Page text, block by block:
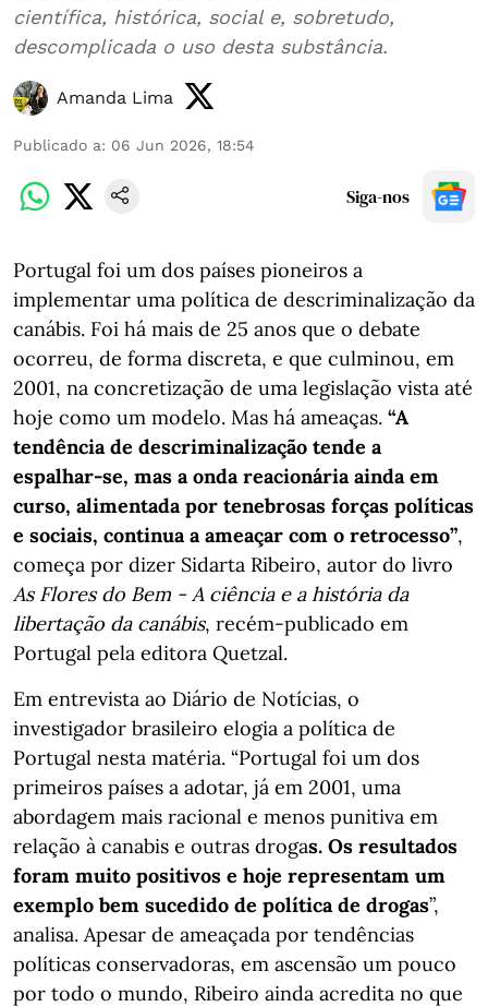
científica, histórica, social e, sobretudo,
descomplicada o uso desta substância.
Amanda Lima
Publicado a: 06 Jun 2026, 18:54
Siga-nos
Portugal foi um dos países pioneiros a
implementar uma política de descriminalização da
canábis. Foi há mais de 25 anos que o debate
ocorreu, de forma discreta, e que culminou, em
2001, na concretização de uma legislação vista até
hoje como um modelo. Mas há ameaças. “A
tendência de descriminalização tende a
espalhar-se, mas a onda reacionária ainda em
curso, alimentada por tenebrosas forças políticas
e sociais, continua a ameaçar com o retrocesso”,
começa por dizer Sidarta Ribeiro, autor do livro
As Flores do Bem - A ciência e a história da
libertação da canábis, recém-publicado em
Portugal pela editora Quetzal.
Em entrevista ao Diário de Notícias, o
investigador brasileiro elogia a política de
Portugal nesta matéria. “Portugal foi um dos
primeiros países a adotar, já em 2001, uma
abordagem mais racional e menos punitiva em
relação à canabis e outras drogas. Os resultados
foram muito positivos e hoje representam um
exemplo bem sucedido de política de drogas”,
analisa. Apesar de ameaçada por tendências
políticas conservadoras, em ascensão um pouco
por todo o mundo, Ribeiro ainda acredita no que